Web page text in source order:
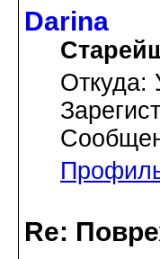
Darina
Откуда:
Re: